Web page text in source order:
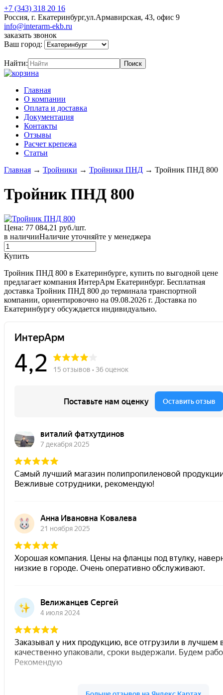
+7 (343) 318 20 16
Россия, г. Екатеринбург,ул.Армавирская, 43, офис 9
info@interarm-ekb.ru
заказать звонок
Ваш город:
Найти:
Главная
О компании
Оплата и доставка
Документация
Контакты
Отзывы
Расчет крепежа
Статьи
Главная → Тройники → Тройники ПНД → Тройник ПНД 800
Тройник ПНД 800
Цена: 77 084,21 руб./шт.
в наличииНаличие уточняйте у менеджера
Купить
Тройник ПНД 800 в Екатеринбурге, купить по выгодной цене
предлагает компания ИнтерАрм Екатеринбург. Бесплатная
доставка Тройник ПНД 800 до терминала транспортной
компании, ориентировочно на 09.08.2026 г. Доставка по
Екатеринбургу обсуждается индивидуально.